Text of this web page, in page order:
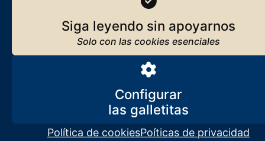
Siga leyendo sin apoyarnos
Configurar
Política de cookiesPoíticas de privacidad